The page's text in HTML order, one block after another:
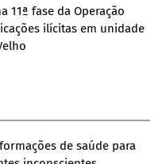
11ª fase da Operação
ilícitas em unidade
de saúde para